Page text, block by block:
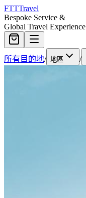
FTTTravel
Bespoke Service &
Global Travel Experience
所有目的地/ 地區 /